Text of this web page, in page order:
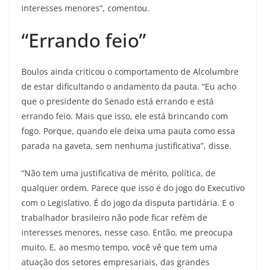
interesses menores”, comentou.
“Errando feio”
Boulos ainda criticou o comportamento de Alcolumbre
de estar dificultando o andamento da pauta. “Eu acho
que o presidente do Senado está errando e está
errando feio. Mais que isso, ele está brincando com
fogo. Porque, quando ele deixa uma pauta como essa
parada na gaveta, sem nenhuma justificativa”, disse.
“Não tem uma justificativa de mérito, política, de
qualquer ordem. Parece que isso é do jogo do Executivo
com o Legislativo. É do jogo da disputa partidária. E o
trabalhador brasileiro não pode ficar refém de
interesses menores, nesse caso. Então, me preocupa
muito. E, ao mesmo tempo, você vê que tem uma
atuação dos setores empresariais, das grandes